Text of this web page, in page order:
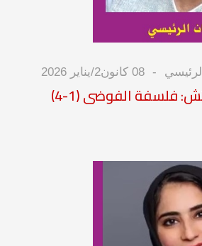
08 كانون2/يناير 2026
فلسفة الفوضى (1-4)